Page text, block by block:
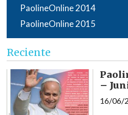
PaolineOnline 2014
PaolineOnline 2015
Reciente
–
16/06/